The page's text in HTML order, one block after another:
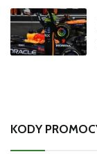
KODY